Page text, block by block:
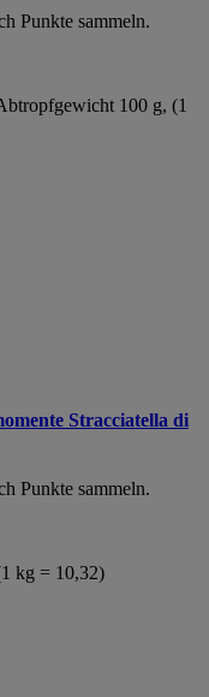
Punkte sammeln.
100 g, (1
Stracciatella di
Punkte sammeln.
kg = 10,32)